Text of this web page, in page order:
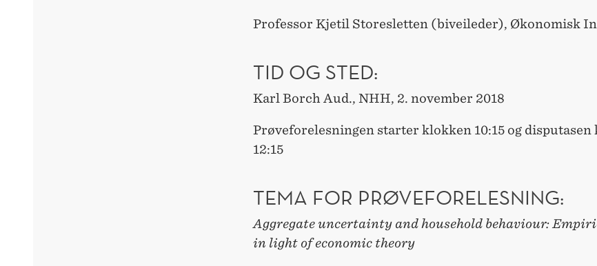
Professor Kjetil Storesletten (biveileder), Økonomisk
TID OG STED:
Karl Borch Aud., NHH, 2. november 2018
Prøveforelesningen starter klokken 10:15 og disputasen
12:15
TEMA FOR PRØVEFORELESNING:
Aggregate uncertainty and household behaviour:
in light of economic theory